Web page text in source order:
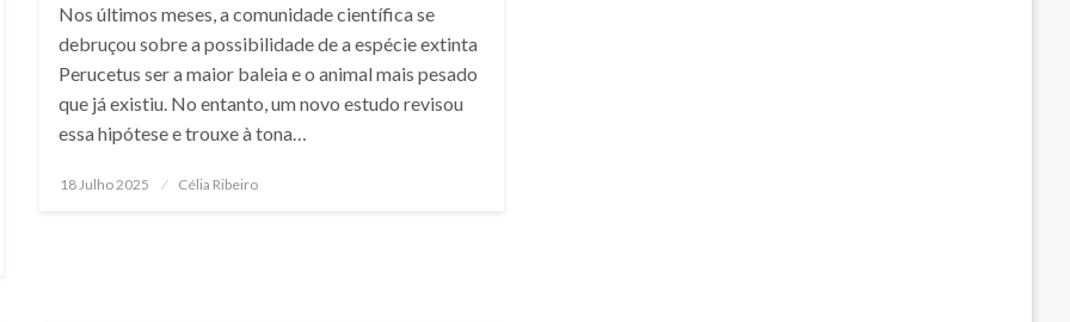
Nos últimos meses, a comunidade científica se
debruçou sobre a possibilidade de a espécie extinta
Perucetus ser a maior baleia e o animal mais pesado
que já existiu. No entanto, um novo estudo revisou
essa hipótese e trouxe à tona…
Posted
18 Julho 2025 Célia Ribeiro